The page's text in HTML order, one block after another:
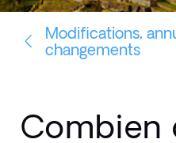
Modifications,
changements
Combien